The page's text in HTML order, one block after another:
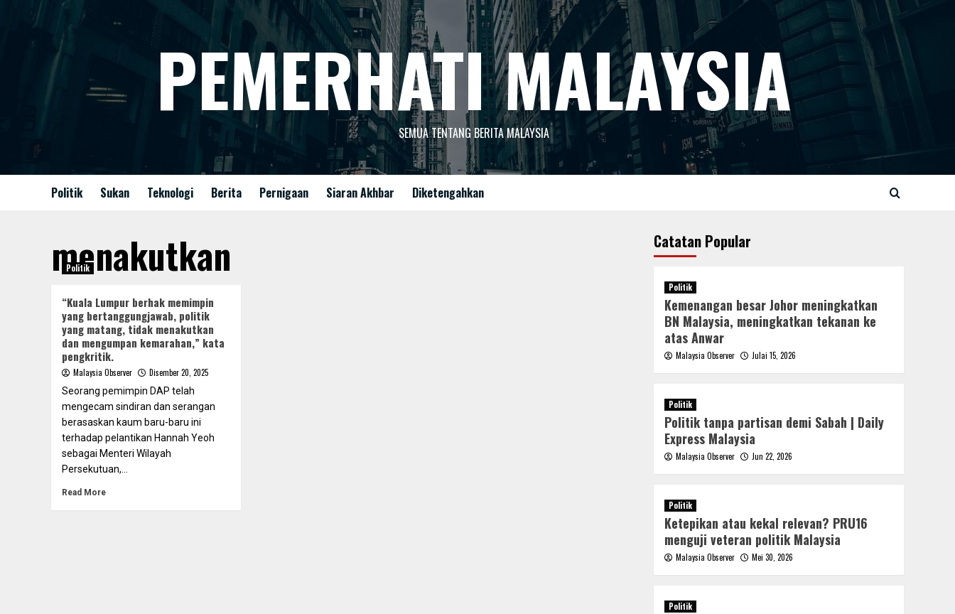
content
PEMERHATI MALAYSIA
SEMUA TENTANG BERITA MALAYSIA
Politik Sukan Teknologi Berita Pernigaan Siaran Akhbar Diketengahkan
menakutkan
Politik
“Kuala Lumpur berhak memimpin
yang bertanggungjawab, politik
yang matang, tidak menakutkan
dan mengumpan kemarahan,” kata
pengkritik.
Malaysia Observer
Disember 20, 2025
Seorang pemimpin DAP telah
mengecam sindiran dan serangan
berasaskan kaum baru-baru ini
terhadap pelantikan Hannah Yeoh
sebagai Menteri Wilayah
Persekutuan,...
Read More
Catatan Popular
Politik
Kemenangan besar Johor meningkatkan
BN Malaysia, meningkatkan tekanan ke
atas Anwar
Malaysia Observer Julai 15, 2026
Politik
Politik tanpa partisan demi Sabah | Daily
Express Malaysia
Malaysia Observer Jun 22, 2026
Politik
Ketepikan atau kekal relevan? PRU16
menguji veteran politik Malaysia
Malaysia Observer Mei 30, 2026
Politik